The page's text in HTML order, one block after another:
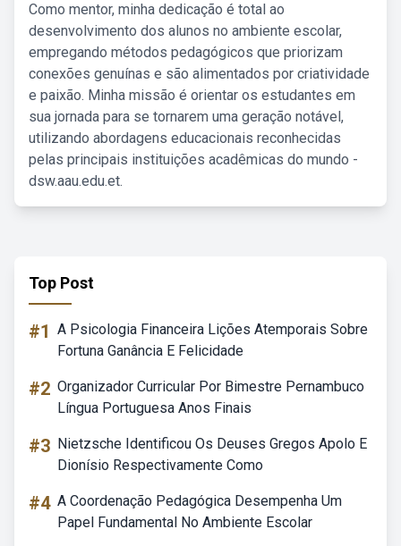
Como mentor, minha dedicação é total ao
desenvolvimento dos alunos no ambiente escolar,
empregando métodos pedagógicos que priorizam
conexões genuínas e são alimentados por criatividade
e paixão. Minha missão é orientar os estudantes em
sua jornada para se tornarem uma geração notável,
utilizando abordagens educacionais reconhecidas
pelas principais instituições acadêmicas do mundo -
dsw.aau.edu.et.
Top Post
#1 A Psicologia Financeira Lições Atemporais Sobre
Fortuna Ganância E Felicidade
#2 Organizador Curricular Por Bimestre Pernambuco
Língua Portuguesa Anos Finais
#3 Nietzsche Identificou Os Deuses Gregos Apolo E
Dionísio Respectivamente Como
#4 A Coordenação Pedagógica Desempenha Um
Papel Fundamental No Ambiente Escolar